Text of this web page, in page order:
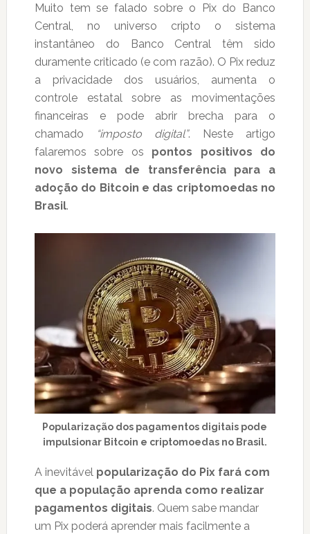
Muito tem se falado sobre o Pix do Banco
Central, no universo cripto o sistema
instantâneo do Banco Central têm sido
duramente criticado (e com razão). O Pix reduz
a privacidade dos usuários, aumenta o
controle estatal sobre as movimentações
financeiras e pode abrir brecha para o
chamado
“imposto digital”. Neste artigo
falaremos sobre os pontos positivos do
novo sistema de transferência para a
adoção do Bitcoin e das criptomoedas no
Brasil.
Popularização dos pagamentos digitais pode
impulsionar Bitcoin e criptomoedas no Brasil.
A inevitável popularização do Pix fará com
que a população aprenda como realizar
pagamentos digitais. Quem sabe mandar
um Pix poderá aprender mais facilmente a